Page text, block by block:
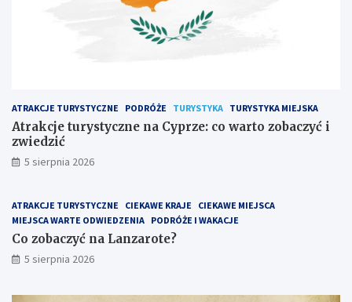
ATRAKCJE TURYSTYCZNE PODRÓŻE TURYSTYKA TURYSTYKA MIEJSKA
Atrakcje turystyczne na Cyprze: co warto zobaczyć i
zwiedzić
5 sierpnia 2026
ATRAKCJE TURYSTYCZNE CIEKAWE KRAJE
CIEKAWE MIEJSCA
MIEJSCA WARTE ODWIEDZENIA PODRÓŻE I WAKACJE
Co zobaczyć na Lanzarote?
5 sierpnia 2026